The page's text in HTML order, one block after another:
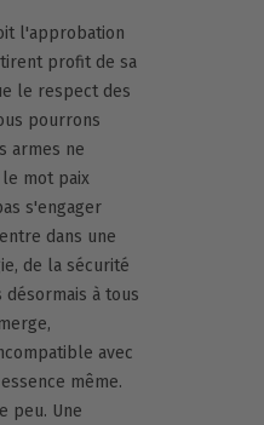
l'approbation
profit de sa
le respect des
pourrons
armes ne
mot paix
s'engager
dans une
de la sécurité
à tous
avec
même.
peu. Une